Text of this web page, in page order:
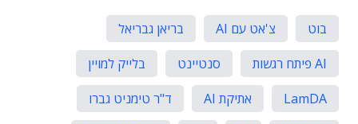
בוט צ'אט עם AI
בריאן גבריאל
AI פיתח רגשות
סנטיינט
בלייק למויין
LamDA
אתיקת AI
ד"ר טימניט גברו